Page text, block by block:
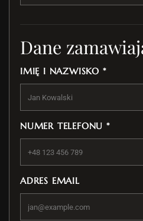
Dane
IMIĘ I NAZWISKO *
NUMER TELEFONU *
ADRES EMAIL